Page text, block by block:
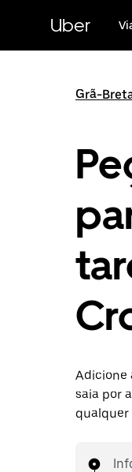
conteúdo
Uber
Grã-
Adicione
saia por
qualquer